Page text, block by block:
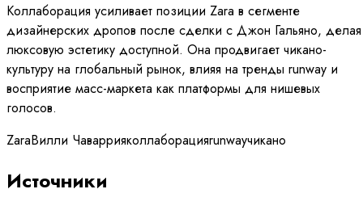
Коллаборация усиливает позиции Zara в сегменте
дизайнерских дропов после сделки с Джон Гальяно, делая
люксовую эстетику доступной. Она продвигает чикано-
культуру на глобальный рынок, влияя на тренды runway и
восприятие масс-маркета как платформы для нишевых
голосов.
ZaraВилли Чаваррияколлаборацияrunwayчикано
Источники